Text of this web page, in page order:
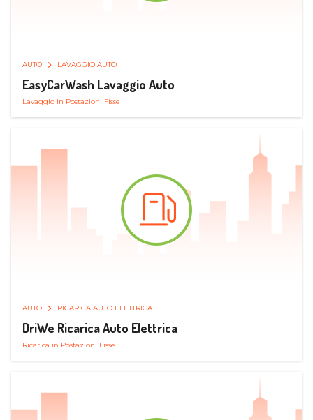
AUTO LAVAGGIO AUTO
EasyCarWash Lavaggio Auto
Lavaggio in Postazioni Fisse
AUTO RICARICA AUTO ELETTRICA
DriWe Ricarica Auto Elettrica
Ricarica in Postazioni Fisse